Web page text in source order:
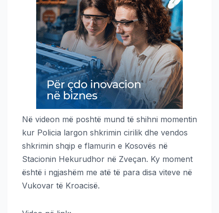
Në videon më poshtë mund të shihni momentin
kur Policia largon shkrimin cirilik dhe vendos
shkrimin shqip e flamurin e Kosovës në
Stacionin Hekurudhor në Zveçan. Ky moment
është i ngjashëm me atë të para disa viteve në
Vukovar të Kroacisë.